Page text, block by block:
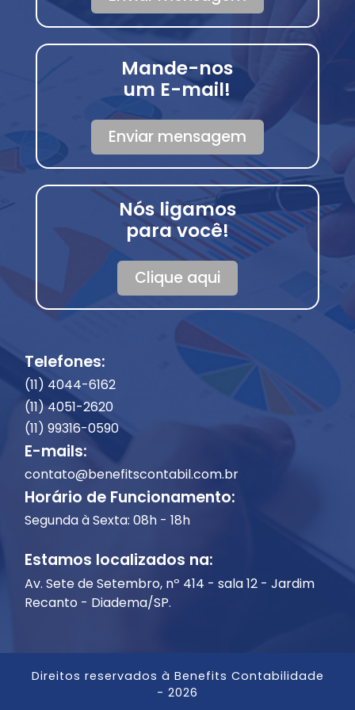
Mande-nos
um E-mail!
Enviar mensagem
Nós ligamos
para você!
Clique aqui
Telefones:
(11) 4044-6162
(11) 4051-2620
(11) 99316-0590
E-mails:
contato@benefitscontabil.com.br
Horário de Funcionamento:
Segunda à Sexta: 08h - 18h
Estamos localizados na:
Av. Sete de Setembro, nº 414 - sala 12 - Jardim
Recanto - Diadema/SP.
Direitos reservados à Benefits Contabilidade
- 2026